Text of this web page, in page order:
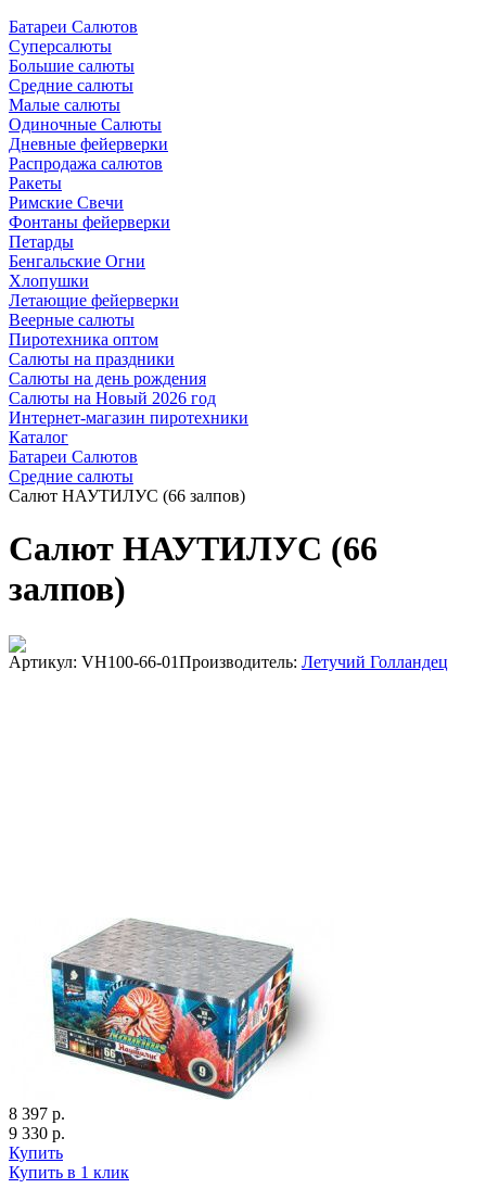
Батареи Салютов
Суперсалюты
Большие салюты
Средние салюты
Малые салюты
Одиночные Салюты
Дневные фейерверки
Распродажа салютов
Ракеты
Римские Свечи
Фонтаны фейерверки
Петарды
Бенгальские Огни
Хлопушки
Летающие фейерверки
Веерные салюты
Пиротехника оптом
Салюты на праздники
Салюты на день рождения
Салюты на Новый 2026 год
Интернет-магазин пиротехники
Каталог
Батареи Салютов
Средние салюты
Салют НАУТИЛУС (66 залпов)
Салют НАУТИЛУС (66
залпов)
Артикул: VH100-66-01Производитель: Летучий Голландец
8 397 р.
9 330 р.
Купить
Купить в 1 клик